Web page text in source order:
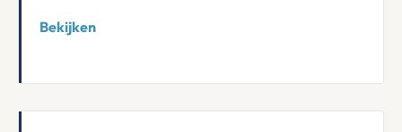
Bekijken